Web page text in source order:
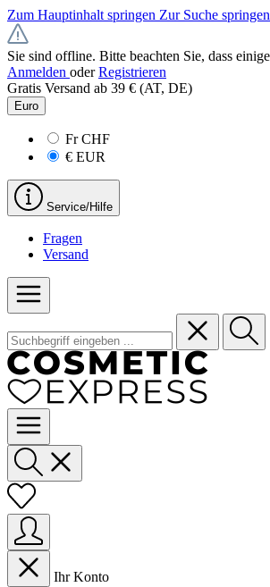
Zum Hauptinhalt springen Zur Suche springen
Sie sind offline. Bitte beachten Sie, dass
Anmelden oder Registrieren
Gratis Versand ab 39 € (AT, DE)
Euro
FrCHF
€ EUR
Service/Hilfe
Fragen
Versand
Ihr Konto